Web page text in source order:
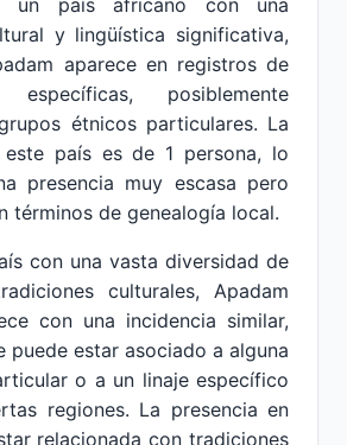
un país africano con una
y lingüística significativa,
aparece en registros de
específicas, posiblemente
étnicos particulares. La
este país es de 1 persona, lo
presencia muy escasa pero
términos de genealogía local.
con una vasta diversidad de
culturales, Apadam
con una incidencia similar,
puede estar asociado a alguna
o a un linaje específico
regiones. La presencia en
relacionada con tradiciones